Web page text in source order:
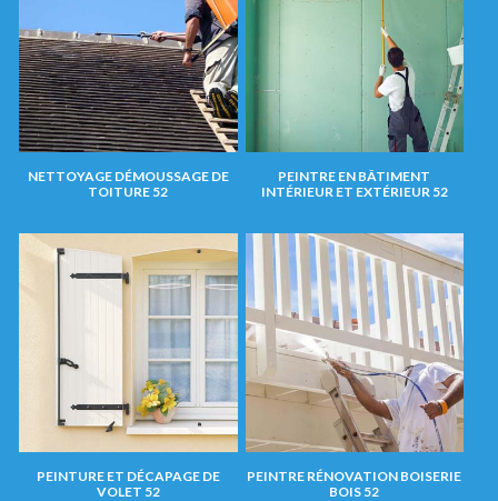
NETTOYAGE DÉMOUSSAGE DE
TOITURE 52
PEINTRE EN BÂTIMENT
INTÉRIEUR ET EXTÉRIEUR 52
PEINTURE ET DÉCAPAGE DE
VOLET 52
PEINTRE RÉNOVATION BOISERIE
BOIS 52